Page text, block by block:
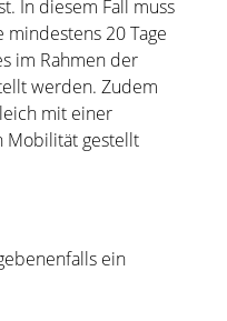
In diesem Fall muss
20 Tage
im Rahmen der
werden. Zudem
mit einer
Mobilität gestellt
ein